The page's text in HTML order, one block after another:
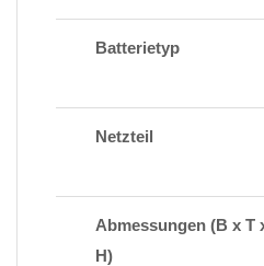
Batterietyp
Netzteil
Abmessungen (B x T
H)